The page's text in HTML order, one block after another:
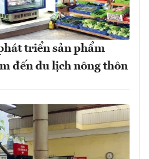
triển sản phẩm
đến du lịch nông thôn